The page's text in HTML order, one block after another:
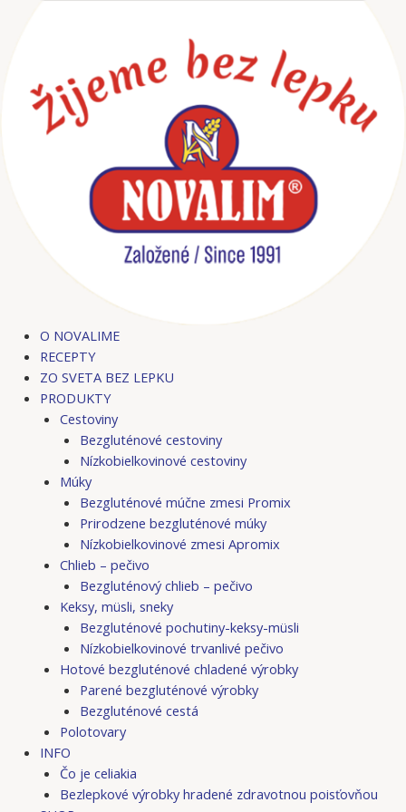
O NOVALIME
RECEPTY
ZO SVETA BEZ LEPKU
PRODUKTY
Cestoviny
Bezgluténové cestoviny
Nízkobielkovinové cestoviny
Múky
Bezgluténové múčne zmesi Promix
Prirodzene bezgluténové múky
Nízkobielkovinové zmesi Apromix
Chlieb – pečivo
Bezgluténový chlieb – pečivo
Keksy, müsli, sneky
Bezgluténové pochutiny-keksy-müsli
Nízkobielkovinové trvanlivé pečivo
Hotové bezgluténové chladené výrobky
Parené bezgluténové výrobky
Bezgluténové cestá
Polotovary
INFO
Čo je celiakia
Bezlepkové výrobky hradené zdravotnou poisťovňou